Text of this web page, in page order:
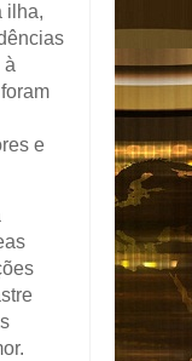
ilha,
à
e